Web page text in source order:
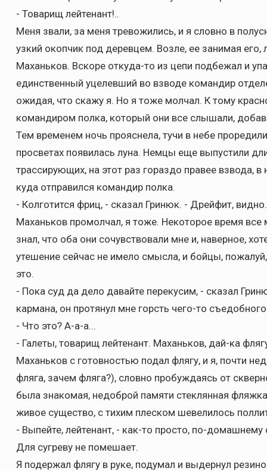
- Товарищ лейтенант!..
Меня звали, за меня тревожились, и я словно в
узкий окопчик под деревцем. Возле, ее занимая его,
Маханьков. Вскоре откуда-то из цепи подбежал и
единственный уцелевший во взводе командир
ожидая, что скажу я. Но я тоже молчал. К тому
командиром полка, который они все слышали,
Тем временем ночь прояснела, тучи в небе
просветах появилась луна. Немцы еще выпустили
трассирующих, на этот раз гораздо правее взвода,
куда отправился командир полка.
- Колготится фриц, - сказал Гринюк. - Дрейфит, видно.
Маханьков промолчал, я тоже. Некоторое время
знал, что оба они сочувствовали мне и, наверное,
утешение сейчас не имело смысла, и бойцы,
это.
- Пока суд да дело давайте перекусим, - сказал
кармана, он протянул мне горсть чего-то
- Что это? А-а-а...
- Галеты, товарищ лейтенант. Маханьков, дай-ка
Маханьков с готовностью подал флягу, и я, почти
фляга, зачем фляга?), словно пробуждаясь от
была знакомая, недоброй памяти стеклянная
живое существо, с тихим плеском шевелилось
- Выпейте, лейтенант, - как-то просто, по-домашнему
Для сугреву не помешает.
Я подержал флягу в руке, подумал и выдернул